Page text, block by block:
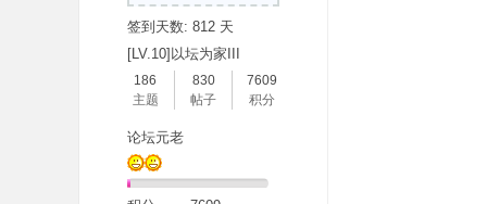
签到天数: 812 天
[LV.10]以坛为家III
186
主题
830
帖子
7609
积分
论坛元老